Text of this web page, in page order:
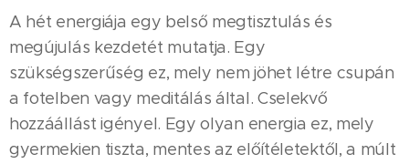
A hét energiája egy belső megtisztulás és
megújulás kezdetét mutatja. Egy
szükségszerűség ez, mely nem jöhet létre csupán
a fotelben vagy meditálás által. Cselekvő
hozzáállást igényel. Egy olyan energia ez, mely
gyermekien tiszta, mentes az előítéletektől, a múlt